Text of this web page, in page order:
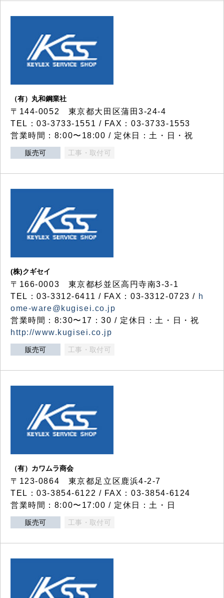
（有）丸和鋼業社
〒144-0052 東京都大田区蒲田3-24-4
TEL：03-3733-1551 / FAX：03-3733-1553
営業時間：8:00〜18:00 / 定休日：土・日・祝
販売可 工事・取付可
(株)クギセイ
〒166-0003 東京都杉並区高円寺南3-3-1
TEL：03-3312-6411 / FAX：03-3312-0723 / h
ome-ware@kugisei.co.jp
営業時間：8:30〜17：30 / 定休日：土・日・祝
http://www.kugisei.co.jp
販売可 工事・取付可
（有）カワムラ商会
〒123-0864 東京都足立区鹿浜4-2-7
TEL：03-3854-6122 / FAX：03-3854-6124
営業時間：8:00〜17:00 / 定休日：土・日
販売可 工事・取付可